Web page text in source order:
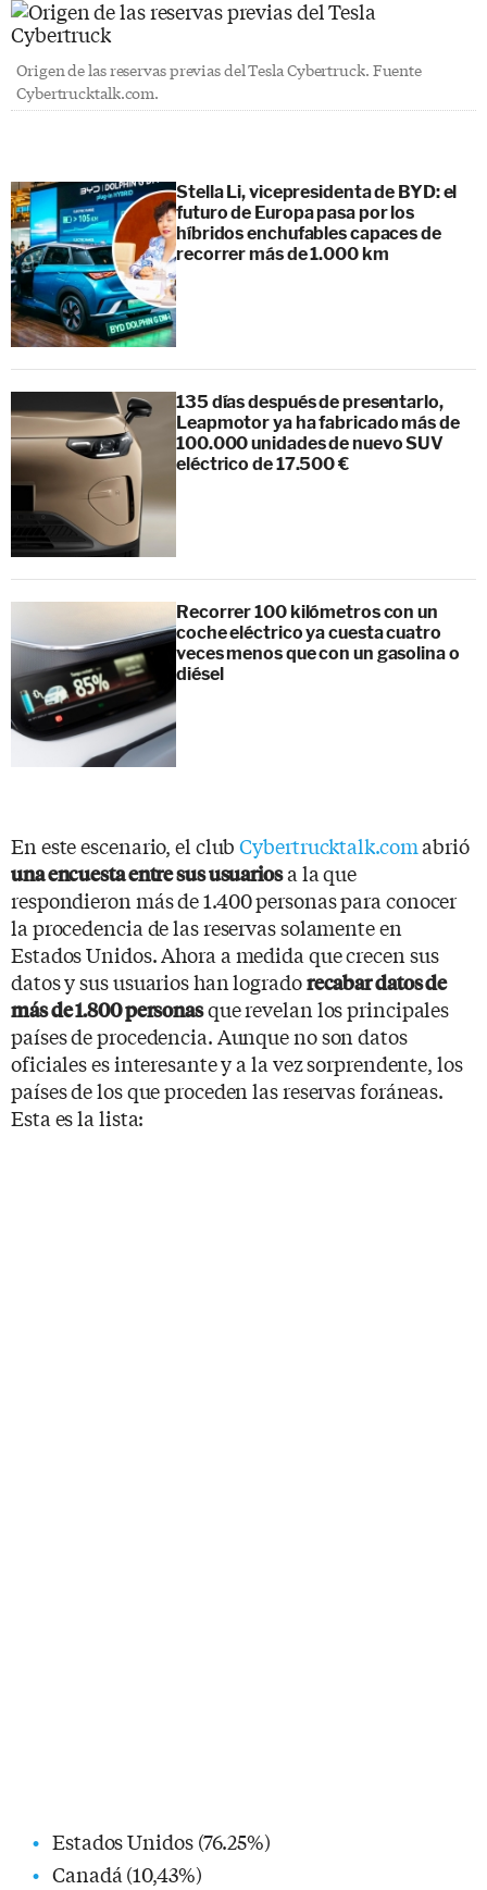
Origen de las reservas previas del Tesla Cybertruck. Fuente
Cybertrucktalk.com.
Stella Li, vicepresidenta de BYD: el
futuro de Europa pasa por los
híbridos enchufables capaces de
recorrer más de 1.000 km
135 días después de presentarlo,
Leapmotor ya ha fabricado más de
100.000 unidades de nuevo SUV
eléctrico de 17.500 €
Recorrer 100 kilómetros con un
coche eléctrico ya cuesta cuatro
veces menos que con un gasolina o
diésel
En este escenario, el clubCybertrucktalk.comabrió
una encuesta entre sus usuariosa la que
respondieron más de 1.400 personas para conocer
la procedencia de las reservas solamente en
Estados Unidos. Ahora a medida que crecen sus
datos y sus usuarios han logradorecabar datos de
más de 1.800 personasque revelan los principales
países de procedencia. Aunque no son datos
oficiales es interesante y a la vez sorprendente, los
países de los que proceden las reservas foráneas.
Esta es la lista:
Estados Unidos (76.25%)
Canadá (10,43%)